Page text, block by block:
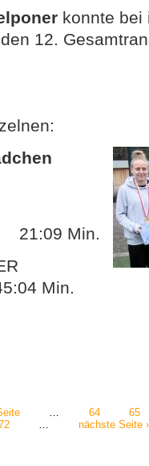
konnte bei
12.
Min.
Min.
64
65
nächste Seite ›